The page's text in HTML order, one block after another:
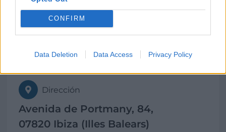
CONFIRM
Data Deletion Data Access Privacy Policy
Lunes a sábado de 10 a 14 y de 16 a 20
Contacto
Dirección
Avenida de Portmany, 84,
07820 Ibiza (Illes Balears)